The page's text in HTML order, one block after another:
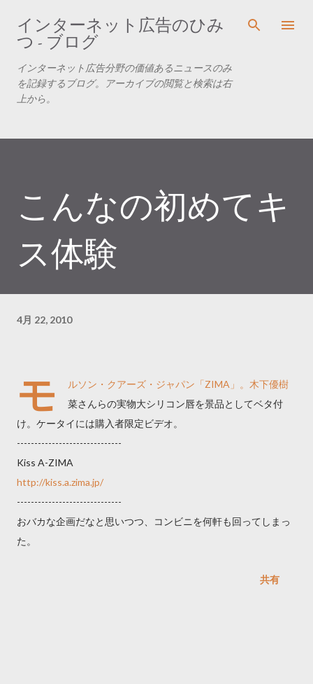
スキップしてメイン コンテンツに移動
インターネット広告のひみ
つ - ブログ
インターネット広告分野の価値あるニュースのみ
を記録するブログ。アーカイブの閲覧と検索は右
上から。
こんなの初めてキ
ス体験
4月 22, 2010
モ
ルソン・クアーズ・ジャパン「ZIMA」。木下優樹
菜さんらの実物大シリコン唇を景品としてベタ付
け。ケータイには購入者限定ビデオ。
------------------------------
Kiss A-ZIMA
http://kiss.a.zima.jp/
------------------------------
おバカな企画だなと思いつつ、コンビニを何軒も回ってしまっ
た。
共有